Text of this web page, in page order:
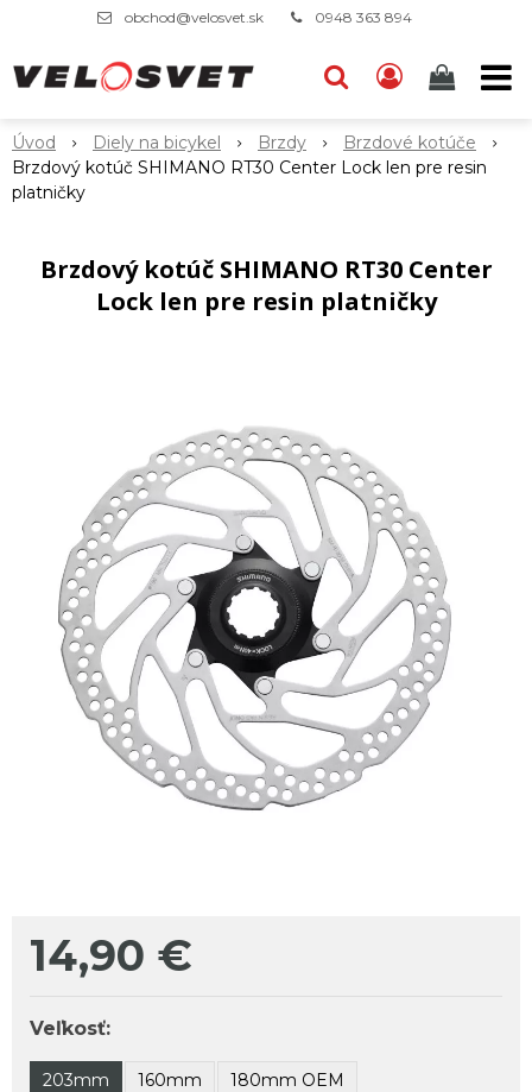
obchod@velosvet.sk 0948 363 894
Úvod Diely na bicykel Brzdy
Brzdové kotúče
Brzdový kotúč SHIMANO RT30 Center Lock len pre resin
platničky
Brzdový kotúč SHIMANO RT30 Center
Lock len pre resin platničky
14,90 €
Veľkosť:
203mm 160mm 180mm OEM